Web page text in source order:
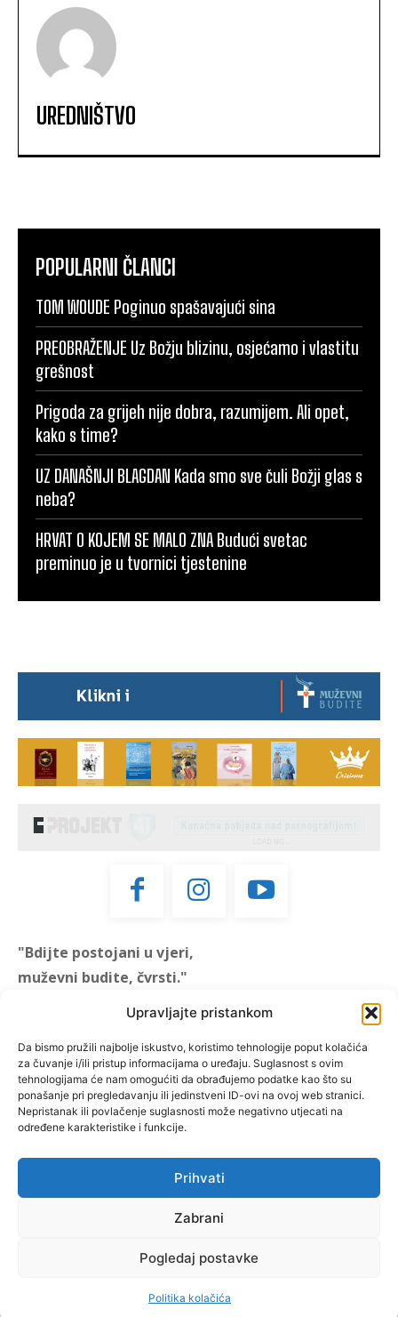
Upravljajte pristankom
Da bismo pružili najbolje iskustvo, koristimo tehnologije poput kolačića
za čuvanje i/ili pristup informacijama o uređaju. Suglasnost s ovim
tehnologijama će nam omogućiti da obrađujemo podatke kao što su
ponašanje pri pregledavanju ili jedinstveni ID-ovi na ovoj web stranici.
Nepristanak ili povlačenje suglasnosti može negativno utjecati na
određene karakteristike i funkcije.
Prihvati
Zabrani
Pogledaj postavke
Politika kolačića
UREDNIŠTVO
POPULARNI ČLANCI
TOM WOUDE Poginuo spašavajući sina
PREOBRAŽENJE Uz Božju blizinu, osjećamo i vlastitu
grešnost
Prigoda za grijeh nije dobra, razumijem. Ali opet,
kako s time?
UZ DANAŠNJI BLAGDAN Kada smo sve čuli Božji glas s
neba?
HRVAT O KOJEM SE MALO ZNA Budući svetac
preminuo je u tvornici tjestenine
"Bdijte postojani u vjeri,
muževni budite, čvrsti."
"Muževni budite" prvi je
hrvatski portal za katoličke
muškarce koji pokušava
reafirmirati u današnje
vrijeme itekako narušen
biblijski koncept muževnosti,
koji pokušavamo osvijetliti iz
više aspekata, prigodnih
rubrika i poticajnih inicijativa.